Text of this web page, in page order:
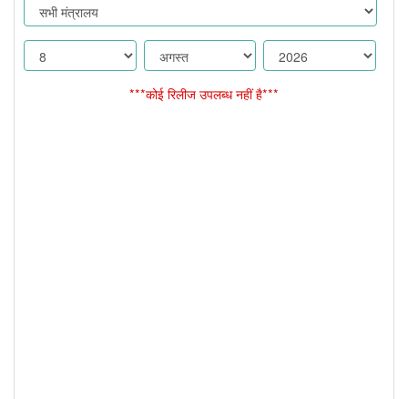
***कोई रिलीज उपलब्ध नहीं है***